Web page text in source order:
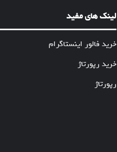
لینک های مفید
خرید فالور اینستاگرام
خرید رپورتاژ
رپورتاژ